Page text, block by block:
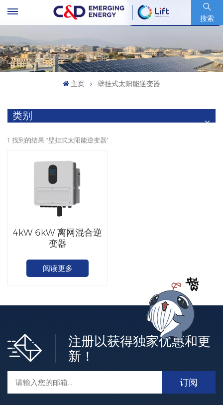
搜索
股票代码 : 600153.SH
主页 壁挂式太阳能逆变器
类别
1 找到的结果 "壁挂式太阳能逆变器"
4kW 6kW 离网混合逆
变器
阅读更多
注册以获得独家优惠和更
新！